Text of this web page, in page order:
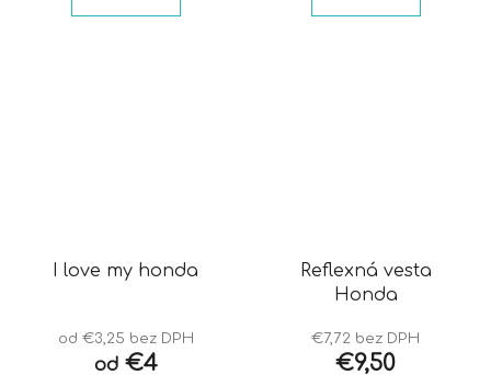
I love my honda
od €3,25 bez DPH
od€4
Reflexná vesta
Honda
€7,72 bez DPH
€9,50